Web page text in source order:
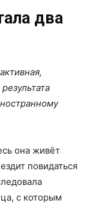
два
она живёт
повидаться
с которым